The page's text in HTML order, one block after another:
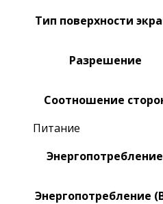
Тип поверхности
Разрешение
Соотношение
Питание
Энергопотребление
Энергопотребление